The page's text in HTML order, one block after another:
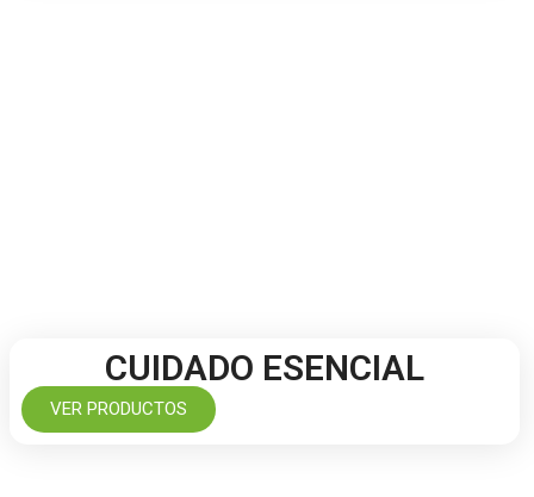
CUIDADO ESENCIAL
VER PRODUCTOS